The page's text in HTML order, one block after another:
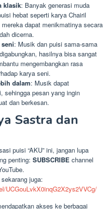
klasik: Banyak generasi muda
hebat seperti karya Chairil
dapat menikmatinya secara
dicerna.
: Musik dan puisi sama-sama
hasilnya bisa sangat
mengembangkan rasa
karya seni.
dalam: Musik dapat
sehingga pesan yang ingin
dan berkesan.
Sastra dan
puisi “AKU” ini, jangan lupa
penting: SUBSCRIBE channel
juga:
UCGouLvkX0inqG2X2ys2VVCg/
akses ke berbagai